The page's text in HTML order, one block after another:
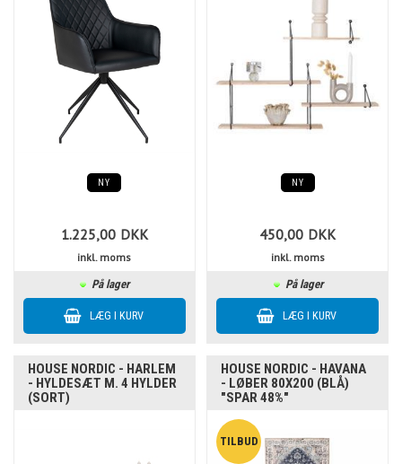
NY
1.225,00 DKK
inkl. moms
På lager
NY
450,00 DKK
inkl. moms
På lager
HOUSE NORDIC - HARLEM
- HYLDESÆT M. 4 HYLDER
(SORT)
HOUSE NORDIC - HAVANA
- LØBER 80X200 (BLÅ)
"SPAR 48%"